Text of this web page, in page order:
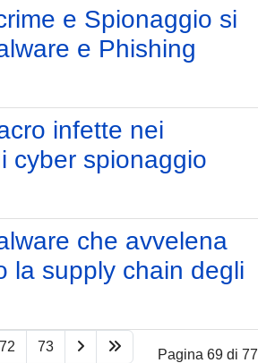
e Spionaggio si
e Phishing
infette nei
cyber spionaggio
che avvelena
la supply chain degli
Pagina 69 di 77
72 73